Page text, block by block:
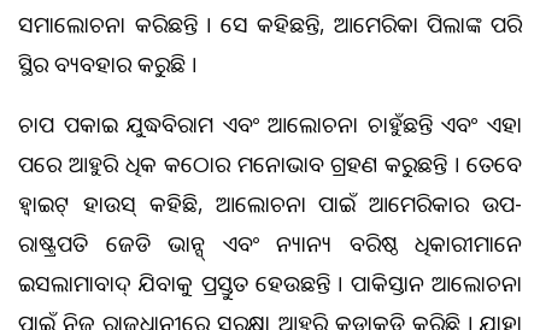
ସମାଲୋଚନା କରିଛନ୍ତି । ସେ କହିଛନ୍ତି, ଆମେରିକା ପିଲାଙ୍କ ପରି
ଅସ୍ଥିର ବ୍ୟବହାର କରୁଛି ।
ଚାପ ପକାଇ ଯୁଦ୍ଧବିରାମ ଏବଂ ଆଲୋଚନା ଚାହୁଁଛନ୍ତି ଏବଂ ଏହା
ପରେ ଆହୁରି ଅଧିକ କଠୋର ମନୋଭାବ ଗ୍ରହଣ କରୁଛନ୍ତି । ତେବେ
ହ୍ୱାଇଟ୍ ହାଉସ୍ କହିଛି, ଆଲୋଚନା ପାଇଁ ଆମେରିକାର ଉପ-
ରାଷ୍ଟ୍ରପତି ଜେଡି ଭାନ୍ସ୍ ଏବଂ ଅନ୍ୟାନ୍ୟ ବରିଷ୍ଠ ଅଧିକାରୀମାନେ
ଇସଲାମାବାଦ୍ ଯିବାକୁ ପ୍ରସ୍ତୁତ ହେଉଛନ୍ତି । ପାକିସ୍ତାନ ଆଲୋଚନା
ପାଇଁ ନିଜ ରାଜଧାନୀରେ ସୁରକ୍ଷା ଆହୁରି କଡ଼ାକଡ଼ି କରିଛି । ଯାହା